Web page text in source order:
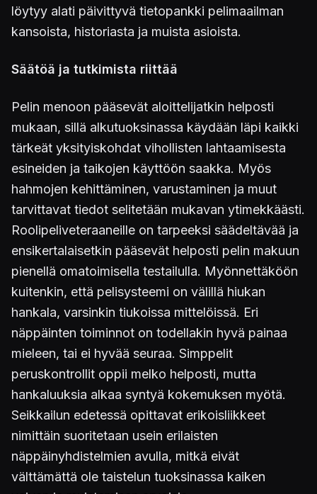
löytyy alati päivittyvä tietopankki pelimaailman
kansoista, historiasta ja muista asioista.
Säätöä ja tutkimista riittää
Pelin menoon pääsevät aloittelijatkin helposti
mukaan, sillä alkutuoksinassa käydään läpi kaikki
tärkeät yksityiskohdat vihollisten lahtaamisesta
esineiden ja taikojen käyttöön saakka. Myös
hahmojen kehittäminen, varustaminen ja muut
tarvittavat tiedot selitetään mukavan ytimekkäästi.
Roolipeliveteraaneille on tarpeeksi säädeltävää ja
ensikertalaisetkin pääsevät helposti pelin makuun
pienellä omatoimisella testailulla. Myönnettäköön
kuitenkin, että pelisysteemi on välillä hiukan
hankala, varsinkin tiukoissa mittelöissä. Eri
näppäinten toiminnot on todellakin hyvä painaa
mieleen, tai ei hyvää seuraa. Simppelit
peruskontrollit oppii melko helposti, mutta
hankaluuksia alkaa syntyä kokemuksen myötä.
Seikkailun edetessä opittavat erikoisliikkeet
nimittäin suoritetaan usein erilaisten
näppäinyhdistelmien avulla, mitkä eivät
välttämättä ole taistelun tuoksinassa kaiken